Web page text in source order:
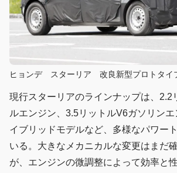
ヒョンデ スターリア 改良新型プロトタイ
現行スターリアのラインナップは、2.2
ルエンジン、3.5リットルV6ガソリン
イブリッドモデルなど、多様なパワー
いる。大きなメカニカルな変更はまだ
が、エンジンの微調整によって効率と